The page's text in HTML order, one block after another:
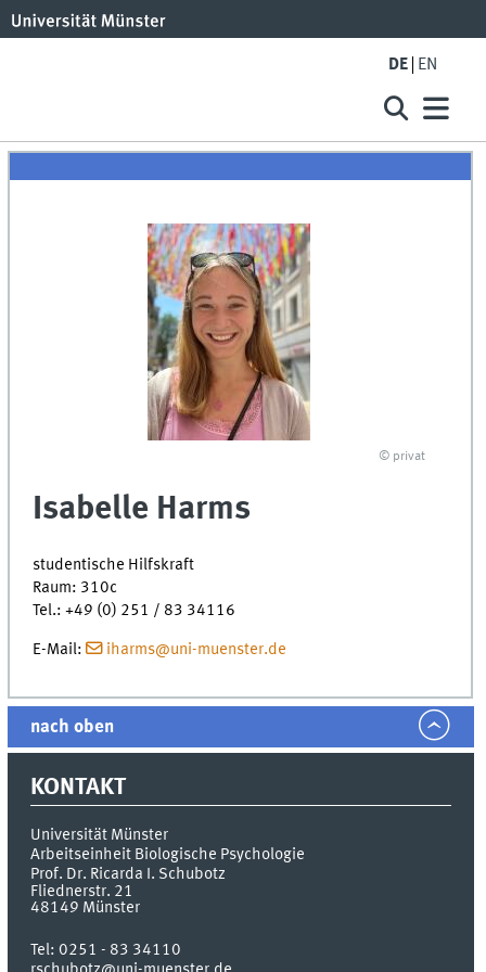
DE EN
© privat
Isabelle Harms
studentische Hilfskraft
Raum: 310c
Tel.: +49 (0) 251 / 83 34116
E-Mail: iharms@uni-muenster.de
nach oben
KONTAKT
Universität Münster
Arbeitseinheit Biologische Psychologie
Prof. Dr. Ricarda I. Schubotz
Fliednerstr. 21
48149 Münster
Tel:0251 - 83 34110